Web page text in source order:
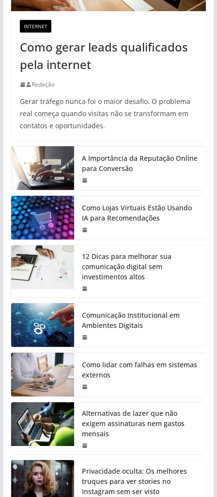
INTERNET
Como gerar leads qualificados
pela internet
Redação
Gerar tráfego nunca foi o maior desafio. O problema
real começa quando visitas não se transformam em
contatos e oportunidades.
A Importância da Reputação Online
para Conversão
Como Lojas Virtuais Estão Usando
IA para Recomendações
12 Dicas para melhorar sua
comunicação digital sem
investimentos altos
Comunicação Institucional em
Ambientes Digitais
Como lidar com falhas em sistemas
externos
Alternativas de lazer que não
exigem assinaturas nem gastos
mensais
Privacidade oculta: Os melhores
truques para ver stories no
Instagram sem ser visto